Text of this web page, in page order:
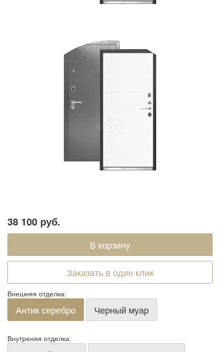
38 100 руб.
Заказать в один клик
Внешняя отделка:
Антик серебро Черный муар
Внутреняя отделка: